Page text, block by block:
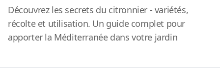
Découvrez les secrets du citronnier - variétés,
récolte et utilisation. Un guide complet pour
apporter la Méditerranée dans votre jardin